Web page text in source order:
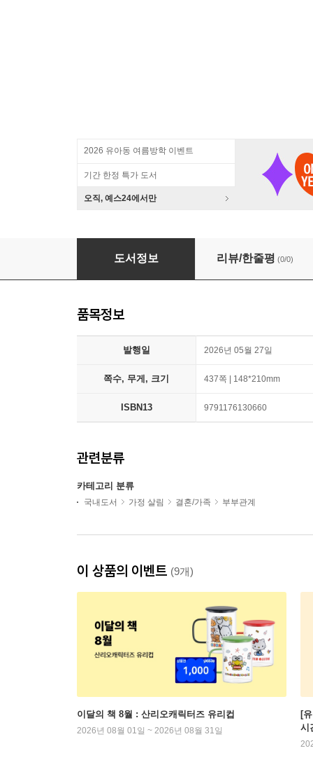
2026 유아동 여름방학 이벤트
기간 한정 특가 도서
오직, 예스24에서만
두 세계가 만나 부부가 된다
도서정보 리뷰/한줄평 (0/0)
품목정보
발행일 2026년 05월 27일
쪽수, 무게, 크기 437쪽 | 148*210mm
ISBN13 9791176130660
관련분류
카테고리 분류
국내도서 가정 살림 결혼/가족 부부관계
이 상품의 이벤트 (9개)
이달의 책 8월 : 산리오캐릭터즈 유리컵
2026년 08월 01일 ~ 2026년 08월 31일
[
시